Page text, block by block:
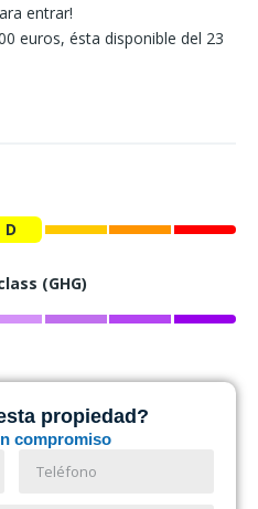
entrar!
euros, ésta disponible del 23
D
(GHG)
propiedad?
compromiso